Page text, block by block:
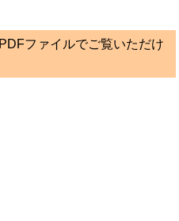
ファイルでご覧いただけ